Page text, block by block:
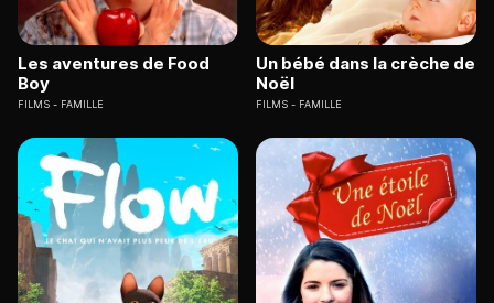
Les aventures de Food
Boy
FILMS FAMILLE
Un bébé dans la crèche de
Noël
FILMS FAMILLE